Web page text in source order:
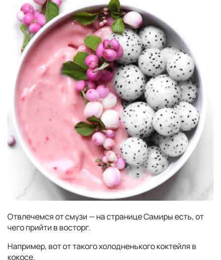
Отвлечемся от смузи — на странице Самиры есть, от
чего прийти в восторг.
Например, вот от такого холодненького коктейля в
кокосе.